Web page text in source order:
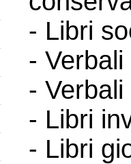
- Libri
-
-
- Libri
- Libri